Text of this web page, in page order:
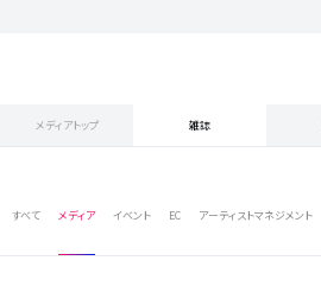
メディアトップ 雑誌
すべて メディア イベント EC アーティストマネジメント